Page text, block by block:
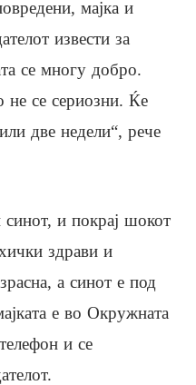
мајка и
извести за
се многу добро.
не се сериозни. Ќе
две недели“, рече
синот, и покрај шокот
здрави и
а синот е под
е во Окружната
и се